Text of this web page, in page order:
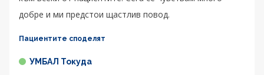
добре и ми предстои щастлив повод.
Пациентите споделят
УМБАЛ Токуда